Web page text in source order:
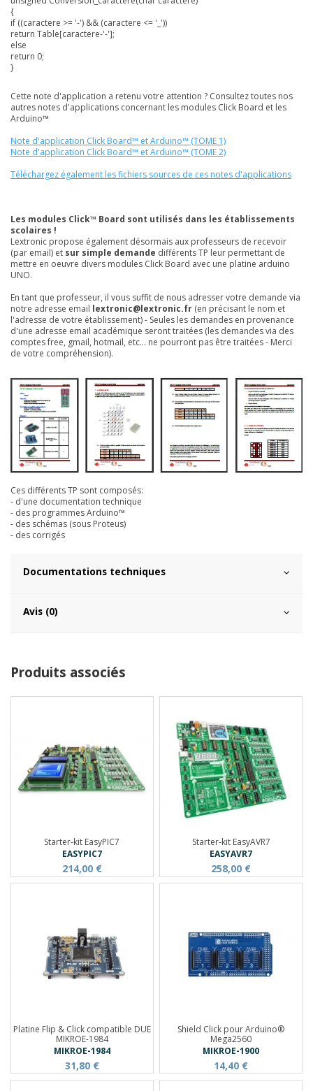
{
if ((caractere >= '-') && (caractere <= '_'))
return Table[caractere-'-'];
else
return 0;
}
Cette note d'application a retenu votre attention ? Consultez toutes nos
autres notes d'applications concernant les modules Click Board et les
Arduino™
Note d'application Click Board™ et Arduino™ (TOME 1)
Note d'application Click Board™ et Arduino™ (TOME 2)
Téléchargez également les fichiers sources de ces notes d'applications
Les modules Click™ Board sont utilisés dans les établissements
scolaires !
Lextronic propose également désormais aux professeurs de recevoir
(par email) et sur simple demande différents TP leur permettant de
mettre en oeuvre divers modules Click Board avec une platine arduino
UNO.
En tant que professeur, il vous suffit de nous adresser votre demande via
notre adresse email lextronic@lextronic.fr (en précisant le nom et
l'adresse de votre établissement) - Seules les demandes en provenance
d'une adresse email académique seront traitées (les demandes via des
comptes free, gmail, hotmail, etc... ne pourront pas être traitées - Merci
de votre compréhension).
Ces différents TP sont composés:
- d'une documentation technique
- des programmes Arduino™
- des schémas (sous Proteus)
- des corrigés
Documentations techniques
Avis (0)
Produits associés
Starter-kit EasyPIC7
EASYPIC7
214,00 €
Starter-kit EasyAVR7
EASYAVR7
258,00 €
Platine Flip & Click compatible DUE
MIKROE-1984
MIKROE-1984
31,80 €
Shield Click pour Arduino®
Mega2560
MIKROE-1900
14,40 €